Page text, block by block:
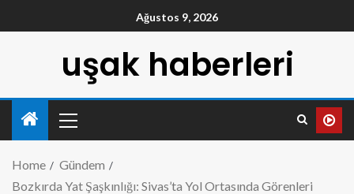
Ağustos 9, 2026
uşak haberleri
Home
Gündem
Bozkırda Yat Şaşkınlığı: Sivas’ta Yol Ortasında Görenleri